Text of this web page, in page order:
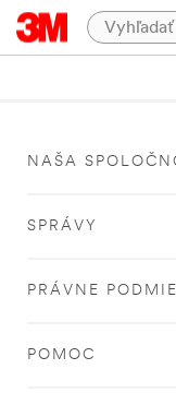
NAŠA
SPRÁVY
PRÁVNE
POMOC